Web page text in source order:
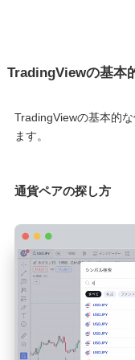
TradingViewの基本
TradingViewの基本的
ます。
通貨ペアの探し方